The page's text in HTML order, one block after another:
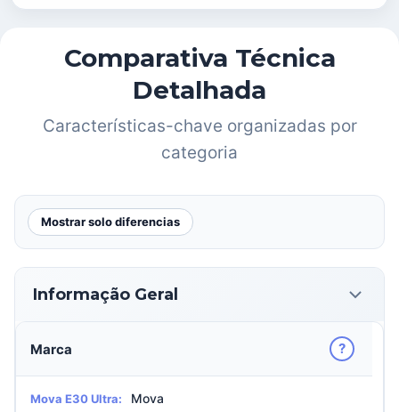
Comparativa Técnica
Detalhada
Características-chave organizadas por
categoria
Mostrar solo diferencias
Informação Geral
Marca ?
Mova E30 Ultra: Mova